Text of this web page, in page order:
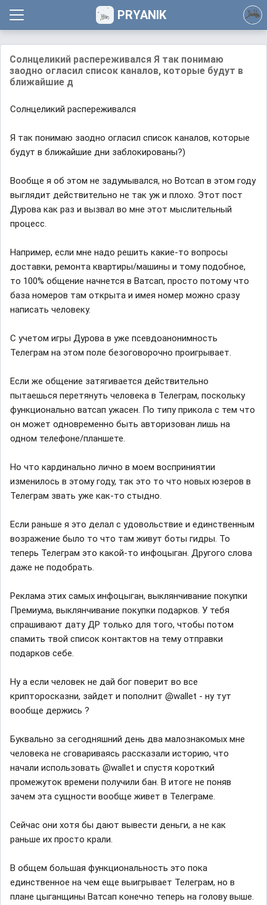
PRYANIK
Солнцеликий распереживался Я так понимаю
заодно огласил список каналов, которые будут в
ближайшие д
Солнцеликий распереживался
Я так понимаю заодно огласил список каналов, которые
будут в ближайшие дни заблокированы?)
Вообще я об этом не задумывался, но Вотсап в этом году
выглядит действительно не так уж и плохо. Этот пост
Дурова как раз и вызвал во мне этот мыслительный
процесс.
Например, если мне надо решить какие-то вопросы
доставки, ремонта квартиры/машины и тому подобное,
то 100% общение начнется в Ватсап, просто потому что
база номеров там открыта и имея номер можно сразу
написать человеку.
С учетом игры Дурова в уже псевдоанонимность
Телеграм на этом поле безоговорочно проигрывает.
Если же общение затягивается действительно
пытаешься перетянуть человека в Телеграм, поскольку
функционально ватсап ужасен. По типу прикола с тем что
он может одновременно быть авторизован лишь на
одном телефоне/планшете.
Но что кардинально лично в моем восприниятии
изменилось в этому году, так это то что новых юзеров в
Телеграм звать уже как-то стыдно.
Если раньше я это делал с удовольствие и единственным
возражение было то что там живут боты гидры. То
теперь Телеграм это какой-то инфоцыган. Другого слова
даже не подобрать.
Реклама этих самых инфоцыган, выклянчивание покупки
Премиума, выклянчивание покупки подарков. У тебя
спрашивают дату ДР только для того, чтобы потом
спамить твой список контактов на тему отправки
подарков себе.
Ну а если человек не дай бог поверит во все
крипторосказни, зайдет и пополнит @wallet - ну тут
вообще держись ?
Буквально за сегодняшний день два малознакомых мне
человека не сговариваясь рассказали историю, что
начали использовать @wallet и спустя короткий
промежуток времени получили бан. В итоге не поняв
зачем эта сущности вообще живет в Телеграме.
Сейчас они хотя бы дают вывести деньги, а не как
раньше их просто крали.
В общем большая функциональность это пока
единственное на чем еще выигрывает Телеграм, но в
плане цыганщины Ватсап конечно теперь на голову выше.